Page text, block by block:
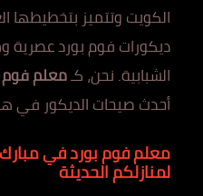
الكويت وتتميز بتخطيطها
ديكورات فوم بورد عصرية
الشبابية. نحن، كـمعلم فوم
أحدث صيحات الديكور في
معلم فوم بورد في
لمنازلكم الحديثة